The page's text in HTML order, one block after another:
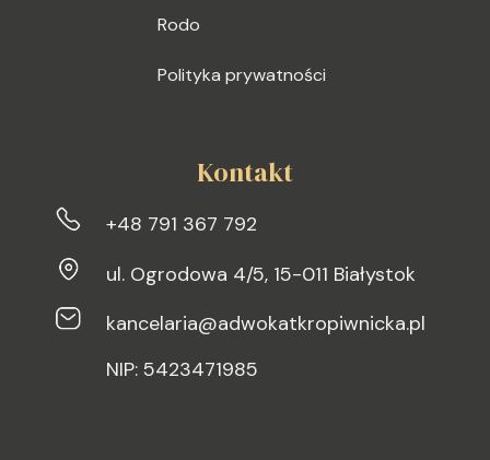
Rodo
Polityka prywatności
Kontakt
+48 791 367 792
ul. Ogrodowa 4/5, 15-011 Białystok
kancelaria@adwokatkropiwnicka.pl
NIP: 5423471985